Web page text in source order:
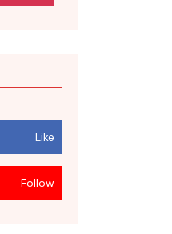
Like
Follow